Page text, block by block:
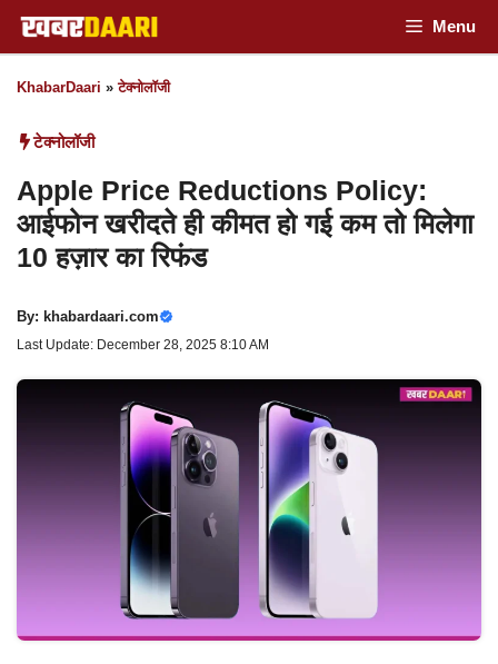
Skip
to
content
Menu
KhabarDaari »टेक्नोलॉजी
टेक्नोलॉजी
Apple Price Reductions Policy:
आईफोन खरीदते ही कीमत हो गई कम तो मिलेगा
10 हज़ार का रिफंड
By: khabardaari.com
Last Update: December 28, 2025 8:10 AM